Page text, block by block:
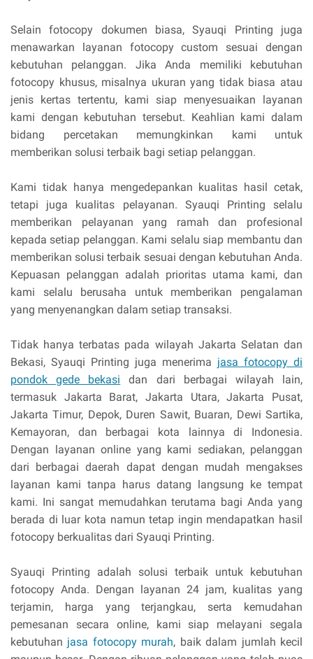
Selain fotocopy dokumen biasa, Syauqi Printing juga
menawarkan layanan fotocopy custom sesuai dengan
kebutuhan pelanggan. Jika Anda memiliki kebutuhan
fotocopy khusus, misalnya ukuran yang tidak biasa atau
jenis kertas tertentu, kami siap menyesuaikan layanan
kami dengan kebutuhan tersebut. Keahlian kami dalam
bidang percetakan memungkinkan kami untuk
memberikan solusi terbaik bagi setiap pelanggan.
Kami tidak hanya mengedepankan kualitas hasil cetak,
tetapi juga kualitas pelayanan. Syauqi Printing selalu
memberikan pelayanan yang ramah dan profesional
kepada setiap pelanggan. Kami selalu siap membantu dan
memberikan solusi terbaik sesuai dengan kebutuhan Anda.
Kepuasan pelanggan adalah prioritas utama kami, dan
kami selalu berusaha untuk memberikan pengalaman
yang menyenangkan dalam setiap transaksi.
Tidak hanya terbatas pada wilayah Jakarta Selatan dan
Bekasi, Syauqi Printing juga menerima jasa fotocopy di
pondok gede bekasi dan dari berbagai wilayah lain,
termasuk Jakarta Barat, Jakarta Utara, Jakarta Pusat,
Jakarta Timur, Depok, Duren Sawit, Buaran, Dewi Sartika,
Kemayoran, dan berbagai kota lainnya di Indonesia.
Dengan layanan online yang kami sediakan, pelanggan
dari berbagai daerah dapat dengan mudah mengakses
layanan kami tanpa harus datang langsung ke tempat
kami. Ini sangat memudahkan terutama bagi Anda yang
berada di luar kota namun tetap ingin mendapatkan hasil
fotocopy berkualitas dari Syauqi Printing.
Syauqi Printing adalah solusi terbaik untuk kebutuhan
fotocopy Anda. Dengan layanan 24 jam, kualitas yang
terjamin, harga yang terjangkau, serta kemudahan
pemesanan secara online, kami siap melayani segala
kebutuhan jasa fotocopy murah, baik dalam jumlah kecil